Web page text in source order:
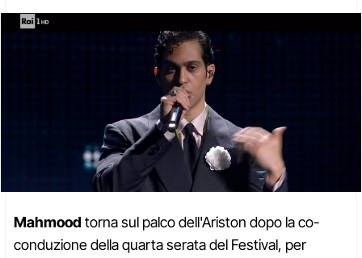
Mahmood torna sul palco dell'Ariston dopo la co-
conduzione della quarta serata del Festival, per